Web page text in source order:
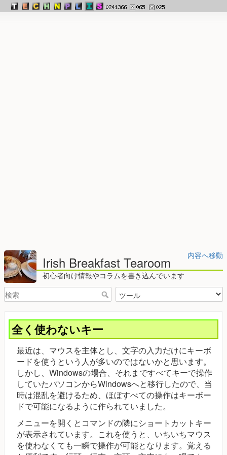
内容へ移動
Irish Breakfast Tearoom
初心者向け情報やコラムを書き込んでいます
全く使わないキー
最近は、マウスを主体とし、文字の入力だけにキーボ
ードを使うという人が多いのではないかと思います。
しかし、Windowsの場合、それまですべてキーで操作
していたパソコンからWindowsへと移行したので、当
時は混乱を避けるため、ほぼすべての操作はキーボー
ドで可能になるように作られていました。
メニューを開くとコマンドの隣にショートカットキー
が表示されています。これを使うと、いちいちマウス
を使わなくても一瞬で操作が可能となります。覚える